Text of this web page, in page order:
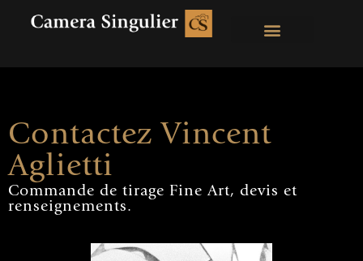
Contactez Vincent
Aglietti
Commande de tirage Fine Art, devis et
renseignements.